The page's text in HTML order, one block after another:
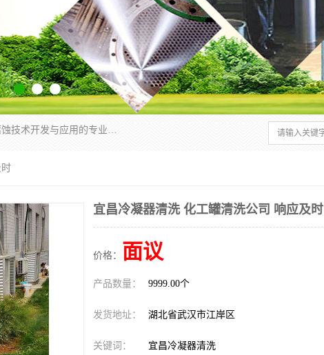
武汉洁利友环境技术有限公司是从事工业民用设备清洗、水处理、金属防腐蚀技术开发与应用的专业化公司。公司经过十余年发展积累了丰富的清洗经验，服务过的客户达到500余家，清洗的各类工业设备共计3000余台。
宜昌冷凝器清洗 化工罐清洗公司 响应及时
价格： 面议
产品数量： 9999.00个
发货地址： 湖北省武汉市江岸区
关键词： 宜昌冷凝器清洗